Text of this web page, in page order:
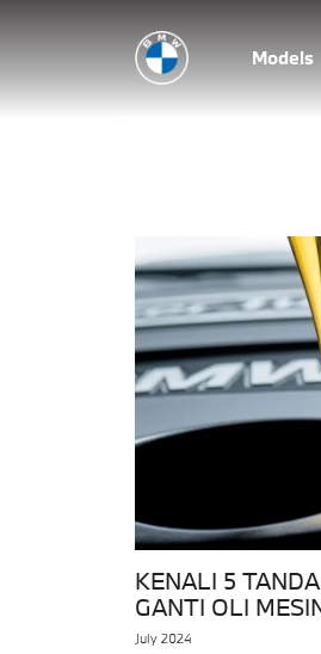
Models
KENALI 5
GANTI OLI
ANDA
July 2024